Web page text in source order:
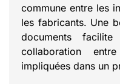
commune entre les
les fabricants. Une
documents
collaboration
impliquées dans un